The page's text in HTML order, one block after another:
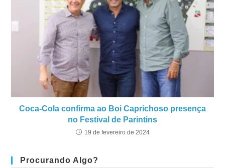
Coca-Cola confirma ao Boi Caprichoso presença
no Festival de Parintins
19 de fevereiro de 2024
Procurando Algo?